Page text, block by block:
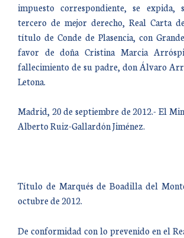
impuesto correspondiente, se expida,
tercero de mejor derecho, Real Carta
título de Conde de Plasencia, con
favor de doña Cristina Marcia
fallecimiento de su padre, don Álvaro
Letona.
Madrid, 20 de septiembre de 2012.- El
Alberto Ruiz-Gallardón Jiménez.
Título de Marqués de Boadilla del
octubre de 2012.
De conformidad con lo prevenido en el